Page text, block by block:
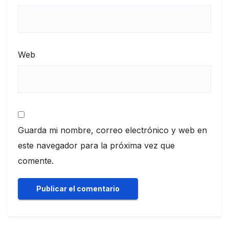
Web
Guarda mi nombre, correo electrónico y web en
este navegador para la próxima vez que
comente.